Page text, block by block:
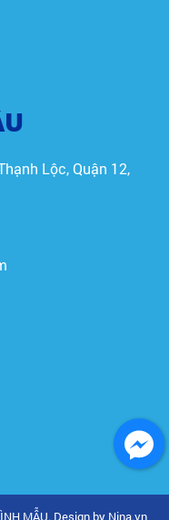
Lộc, Quận 12,
MẪU. Design by Nina.vn